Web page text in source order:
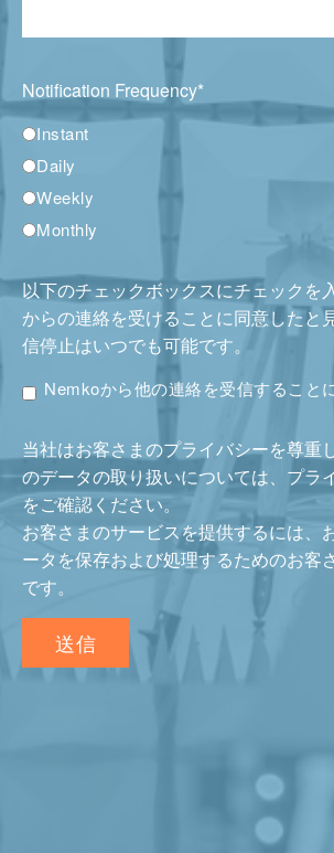
Notification Frequency*
Instant
Daily
Weekly
Monthly
以下のチェックボックスにチェックを
からの連絡を受けることに同意したと
信停止はいつでも可能です。
Nemkoから他の連絡を受信すること
当社はお客さまのプライバシーを尊重
のデータの取り扱いについては、プラ
をご確認ください。
お客さまのサービスを提供するには、
ータを保存および処理するためのお客
です。